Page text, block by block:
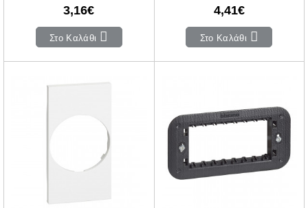
3,16€
Στο Καλάθι
4,41€
Στο Καλάθι